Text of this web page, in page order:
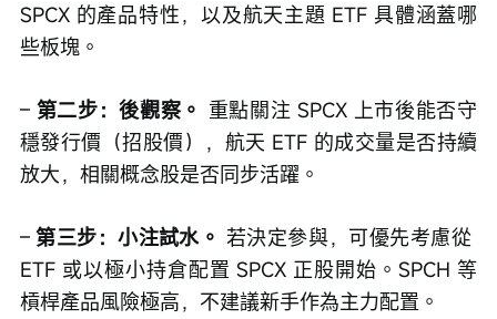
SPCX 的產品特性，以及航天主題 ETF 具體涵蓋哪
些板塊。
– 第二步：後觀察。 重點關注 SPCX 上市後能否守
穩發行價（招股價），航天 ETF 的成交量是否持續
放大，相關概念股是否同步活躍。
– 第三步：小注試水。 若決定參與，可優先考慮從
ETF 或以極小持倉配置 SPCX 正股開始。SPCH 等
槓桿產品風險極高，不建議新手作為主力配置。